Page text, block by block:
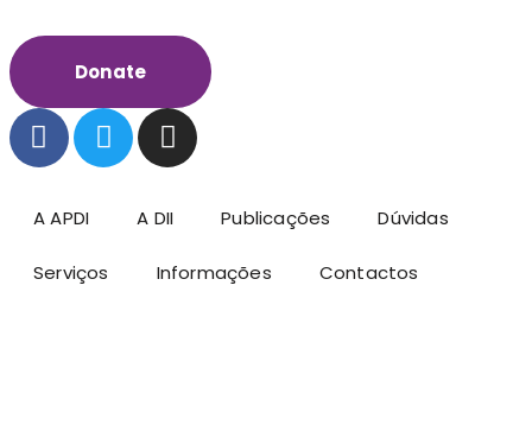
Donate
A APDI A DII Publicações Dúvidas
Serviços Informações Contactos